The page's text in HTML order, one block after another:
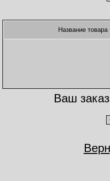
РАСПРОДАЖА
Название товара
Ваш